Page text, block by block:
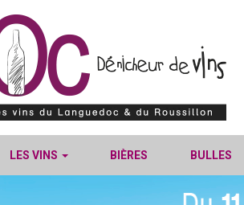
LES VINS BIÈRES BULLES